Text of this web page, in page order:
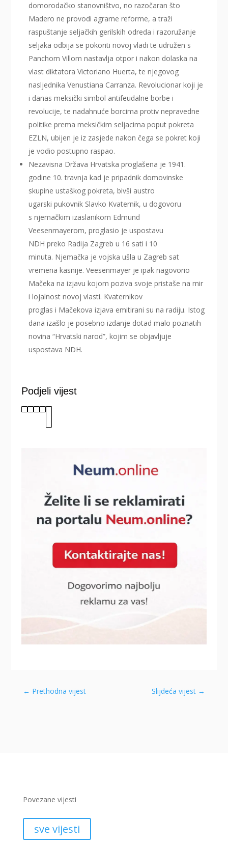
domorodačko stanovništvo, no razočaran što
Madero ne provodi agrarne reforme, a traži
raspuštanje seljačkih gerilskih odreda i razoružanje
seljaka odbija se pokoriti novoj vladi te udružen s
Panchom Villom nastavlja otpor i nakon dolaska na
vlast diktatora Victoriano Huerta, te njegovog
nasljednika Venustiana Carranza. Revolucionar koji je
i danas meksički simbol antifeudalne borbe i
revolucije, te nadahnuće borcima protiv nepravedne
politike prema meksičkim seljacima poput pokreta
EZLN, ubijen je iz zasjede nakon čega se pokret koji
je vodio postupno raspao.
Nezavisna Država Hrvatska proglašena je 1941.
godine 10. travnja kad je pripadnik domovinske
skupine ustaškog pokreta, bivši austro
ugarski pukovnik Slavko Kvaternik, u dogovoru
s njemačkim izaslanikom Edmund
Veesenmayerom, proglasio je uspostavu
NDH preko Radija Zagreb u 16 sati i 10
minuta. Njemačka je vojska ušla u Zagreb sat
vremena kasnije. Veesenmayer je ipak nagovorio
Mačeka na izjavu kojom poziva svoje pristaše na mir
i lojalnost novoj vlasti. Kvaternikov
proglas i Mačekova izjava emitirani su na radiju. Istog
dana izašlo je posebno izdanje dotad malo poznatih
novina “Hrvatski narod”, kojim se objavljuje
uspostava NDH.
Podjeli vijest
← Prethodna vijest Slijdeća vijest →
Povezane vijesti
sve vijesti